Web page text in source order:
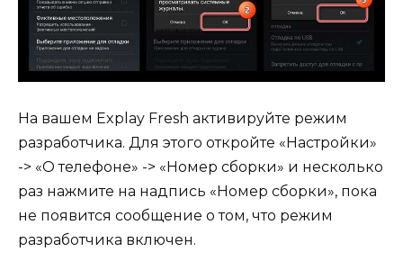
На вашем Explay Fresh активируйте режим
разработчика. Для этого откройте «Настройки»
-> «О телефоне» -> «Номер сборки» и несколько
раз нажмите на надпись «Номер сборки», пока
не появится сообщение о том, что режим
разработчика включен.